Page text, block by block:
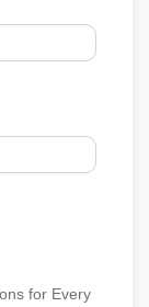
for Every